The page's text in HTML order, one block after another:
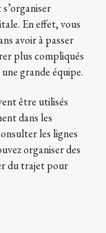
En effet, vous
avoir à passer
plus compliqués
grande équipe.
être utilisés
dans les
les lignes
organiser des
du trajet pour